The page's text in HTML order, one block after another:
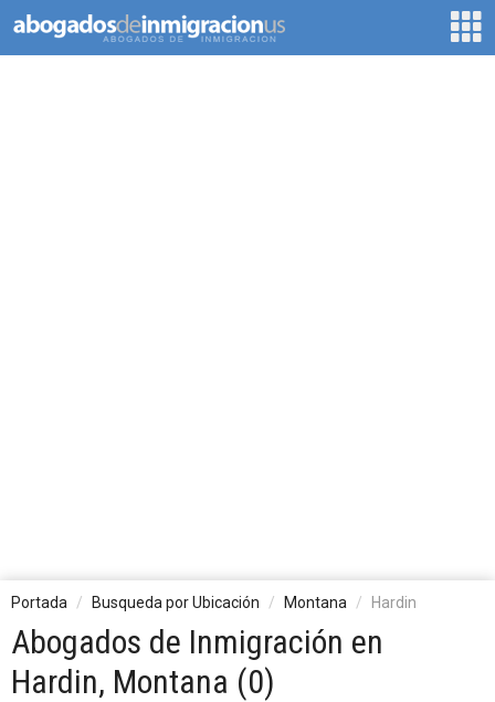
Portada Busqueda por Ubicación Montana Hardin
Abogados de Inmigración en
Hardin, Montana (0)